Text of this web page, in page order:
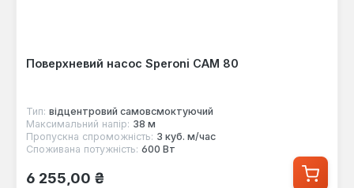
Поверхневий насос Speroni CAM 80
Тип: відцентровий самовсмоктуючий
Максимальний напір: 38 м
Пропускна спроможність: 3 куб. м/час
Споживана потужність: 600 Вт
Звичайна ціна:
6 255,00 ₴